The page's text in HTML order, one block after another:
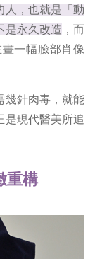
人，也就是「動
是永久改造 ，而
一幅臉部肖像
幾針肉毒，就能
是現代醫美所追
重構